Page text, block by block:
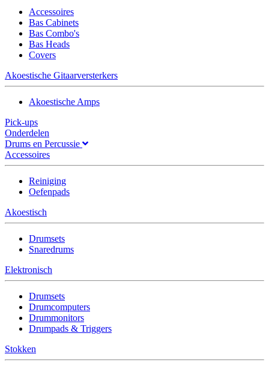
Accessoires
Bas Cabinets
Bas Combo's
Bas Heads
Covers
Akoestische Gitaarversterkers
Akoestische Amps
Pick-ups
Onderdelen
Drums en Percussie
Accessoires
Reiniging
Oefenpads
Akoestisch
Drumsets
Snaredrums
Elektronisch
Drumsets
Drumcomputers
Drummonitors
Drumpads & Triggers
Stokken